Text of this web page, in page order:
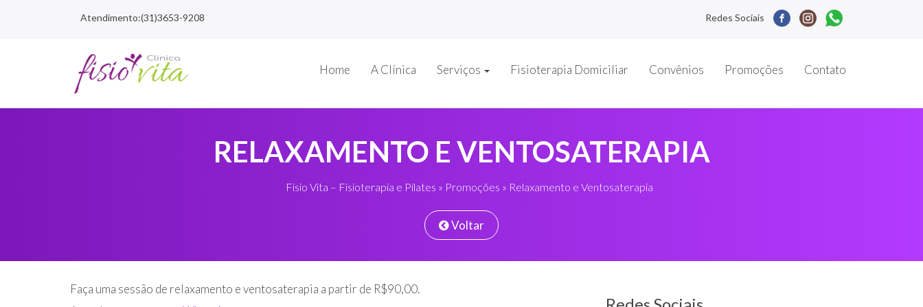
Atendimento:(31)3653-9208 Redes Sociais
Home A Clínica Serviços Fisioterapia Domiciliar Convênios Promoções Contato
RELAXAMENTO E VENTOSATERAPIA
Fisio Vita – Fisioterapia e Pilates » Promoções » Relaxamento e Ventosaterapia
Voltar
Faça uma sessão de relaxamento e ventosaterapia a partir de R$90,00.